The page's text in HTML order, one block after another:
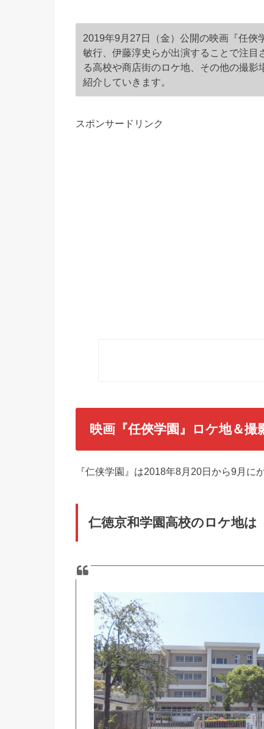
2019年9月27日（金）公開の映画『任俠
敏行、伊藤淳史らが出演することで注
る高校や商店街のロケ地、その他の撮
紹介していきます。
スポンサードリンク
映画『任俠学園』ロケ地＆撮
『仁侠学園』は2018年8月20日から9月に
仁徳京和学園高校のロケ地は